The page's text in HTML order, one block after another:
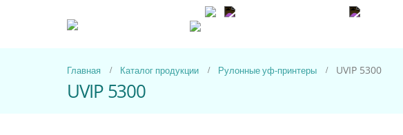
Главная Каталог продукции Рулонные уф-принтеры UVIP 5300
UVIP 5300